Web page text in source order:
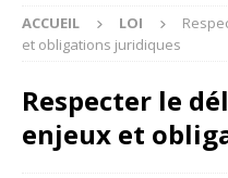
ACCUEIL LOI
et obligations juridiques
Respecter le
enjeux et